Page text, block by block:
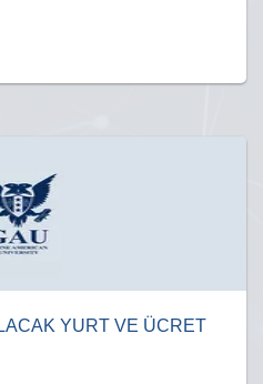
YURT VE ÜCRET